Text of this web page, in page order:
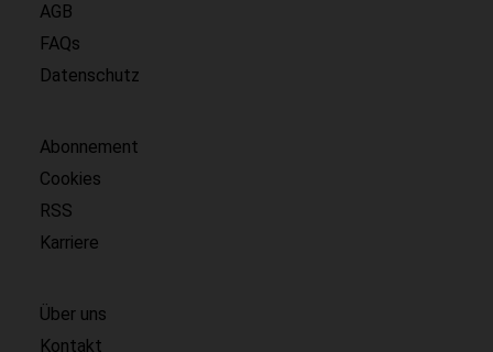
AGB
FAQs
Datenschutz
Abonnement
Cookies
RSS
Karriere
Über uns
Kontakt